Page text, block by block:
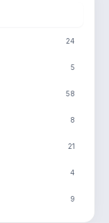
24
5
58
8
21
4
9